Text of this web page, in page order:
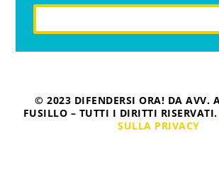
© 2023 DIFENDERSI ORA! DA AVV.
FUSILLO – TUTTI I DIRITTI RISERVATI.
SULLA PRIVACY